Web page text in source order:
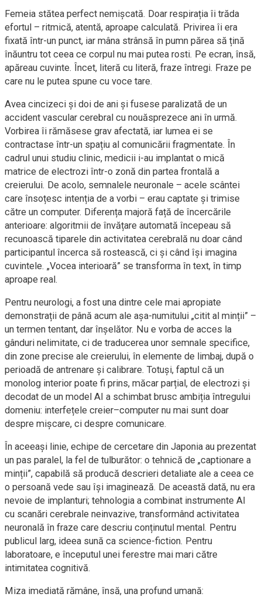
Femeia stătea perfect nemișcată. Doar respirația îi trăda
efortul – ritmică, atentă, aproape calculată. Privirea îi era
fixată într-un punct, iar mâna strânsă în pumn părea să țină
înăuntru tot ceea ce corpul nu mai putea rosti. Pe ecran, însă,
apăreau cuvinte. Încet, literă cu literă, fraze întregi. Fraze pe
care nu le putea spune cu voce tare.
Avea cincizeci și doi de ani și fusese paralizată de un
accident vascular cerebral cu nouăsprezece ani în urmă.
Vorbirea îi rămăsese grav afectată, iar lumea ei se
contractase într-un spațiu al comunicării fragmentate. În
cadrul unui studiu clinic, medicii i-au implantat o mică
matrice de electrozi într-o zonă din partea frontală a
creierului. De acolo, semnalele neuronale – acele scântei
care însoțesc intenția de a vorbi – erau captate și trimise
către un computer. Diferența majoră față de încercările
anterioare: algoritmii de învățare automată începeau să
recunoască tiparele din activitatea cerebrală nu doar când
participantul încerca să rostească, ci și când își imagina
cuvintele. „Vocea interioară” se transforma în text, în timp
aproape real.
Pentru neurologi, a fost una dintre cele mai apropiate
demonstrații de până acum ale așa-numitului „citit al minții” –
un termen tentant, dar înșelător. Nu e vorba de acces la
gânduri nelimitate, ci de traducerea unor semnale specifice,
din zone precise ale creierului, în elemente de limbaj, după o
perioadă de antrenare și calibrare. Totuși, faptul că un
monolog interior poate fi prins, măcar parțial, de electrozi și
decodat de un model AI a schimbat brusc ambiția întregului
domeniu: interfețele creier–computer nu mai sunt doar
despre mișcare, ci despre comunicare.
În aceeași linie, echipe de cercetare din Japonia au prezentat
un pas paralel, la fel de tulburător: o tehnică de „captionare a
minții”, capabilă să producă descrieri detaliate ale a ceea ce
o persoană vede sau își imaginează. De această dată, nu era
nevoie de implanturi; tehnologia a combinat instrumente AI
cu scanări cerebrale neinvazive, transformând activitatea
neuronală în fraze care descriu conținutul mental. Pentru
publicul larg, ideea sună ca science-fiction. Pentru
laboratoare, e începutul unei ferestre mai mari către
intimitatea cognitivă.
Miza imediată rămâne, însă, una profund umană: